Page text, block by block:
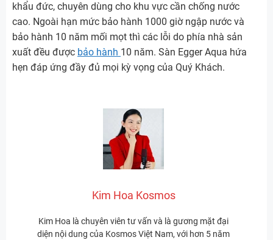
khẩu đức, chuyên dùng cho khu vực cần chống nước
cao. Ngoài hạn mức bảo hành 1000 giờ ngập nước và
bảo hành 10 năm mối mọt thì các lỗi do phía nhà sản
xuất đều được bảo hành 10 năm. Sàn Egger Aqua hứa
hẹn đáp ứng đầy đủ mọi kỳ vọng của Quý Khách.
Kim Hoa Kosmos
Kim Hoa là chuyên viên tư vấn và là gương mặt đại
diện nội dung của Kosmos Việt Nam, với hơn 5 năm